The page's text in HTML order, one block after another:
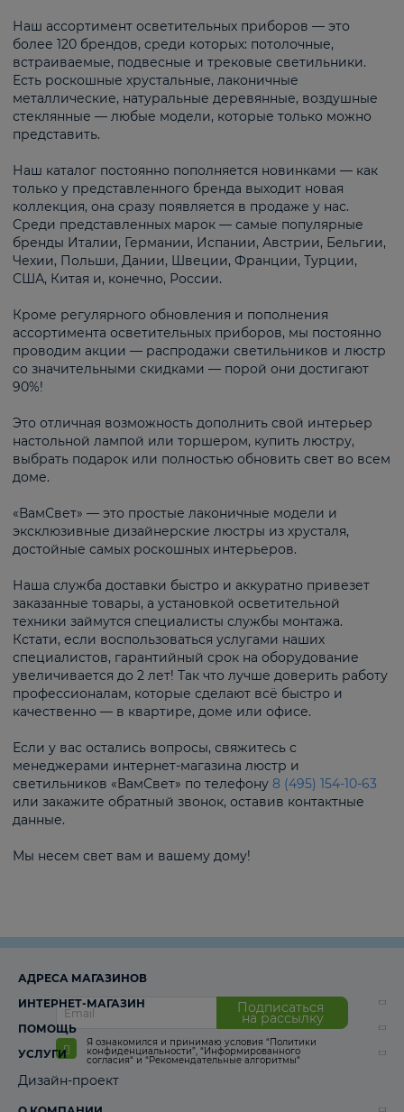
Наш ассортимент осветительных приборов — это
более 120 брендов, среди которых: потолочные,
встраиваемые, подвесные и трековые светильники.
Есть роскошные хрустальные, лаконичные
металлические, натуральные деревянные, воздушные
стеклянные — любые модели, которые только можно
представить.
Наш каталог постоянно пополняется новинками — как
только у представленного бренда выходит новая
коллекция, она сразу появляется в продаже у нас.
Среди представленных марок — самые популярные
бренды Италии, Германии, Испании, Австрии, Бельгии,
Чехии, Польши, Дании, Швеции, Франции, Турции,
США, Китая и, конечно, России.
Кроме регулярного обновления и пополнения
ассортимента осветительных приборов, мы постоянно
проводим акции — распродажи светильников и люстр
со значительными скидками — порой они достигают
90%!
Это отличная возможность дополнить свой интерьер
настольной лампой или торшером, купить люстру,
выбрать подарок или полностью обновить свет во всем
доме.
«ВамСвет» — это простые лаконичные модели и
эксклюзивные дизайнерские люстры из хрусталя,
достойные самых роскошных интерьеров.
Наша служба доставки быстро и аккуратно привезет
заказанные товары, а установкой осветительной
техники займутся специалисты службы монтажа.
Кстати, если воспользоваться услугами наших
специалистов, гарантийный срок на оборудование
увеличивается до 2 лет! Так что лучше доверить работу
профессионалам, которые сделают всё быстро и
качественно — в квартире, доме или офисе.
Если у вас остались вопросы, свяжитесь с
менеджерами интернет-магазина люстр и
светильников «ВамСвет» по телефону 8 (495) 154-10-63
или закажите обратный звонок, оставив контактные
данные.
Мы несем свет вам и вашему дому!
Подписаться
на рассылку
Я ознакомился и принимаю условия “Политики
конфиденциальности”, “Информированного
согласия“ и “Рекомендательные алгоритмы“
АДРЕСА МАГАЗИНОВ
ИНТЕРНЕТ-МАГАЗИН
ПОМОЩЬ
УСЛУГИ
Дизайн-проект